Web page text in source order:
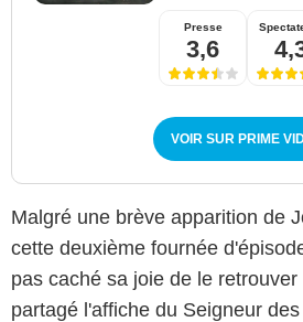
Presse
3,6
VOIR SUR PRIME
Malgré une brève apparition de
cette deuxième fournée
pas caché sa joie de le
partagé l'affiche du Seigneur